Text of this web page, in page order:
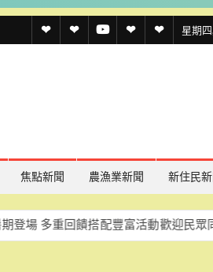
星期
透 透
名
透 聯 官
焦點新聞 農漁業新聞 新住民
饋搭配豐富活動歡迎民眾同樂 慈濟